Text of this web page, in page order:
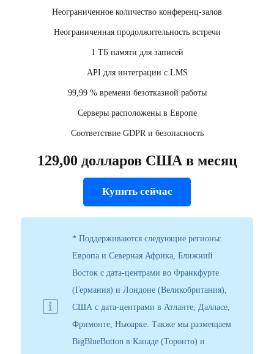
Неограниченное количество конференц-залов
Неограниченная продолжительность встречи
1 ТБ памяти для записей
API для интеграции с LMS
99,99 % времени безотказной работы
Серверы расположены в Европе
Соответствие GDPR и безопасность
129,00 долларов США в месяц
Купить сейчас
* Поддерживаются следующие регионы:
Европа и Северная Африка, Ближний
Восток с дата-центрами во Франкфурте
(Германия) и Лондоне (Великобритания),
США с дата-центрами в Атланте, Далласе,
Фримонте, Ньюарке. Также мы размещаем
BigBlueButton в Канаде (Торонто) и